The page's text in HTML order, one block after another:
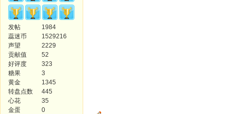
发帖
1984
蕊迷币
1529216
声望
2229
贡献值
52
好评度
323
糖果
3
黄金
1345
转盘点数
445
心花
35
金蛋
0